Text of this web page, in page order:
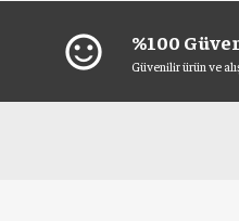
sentiment_satisfied %100
Güvenilir ürün ve